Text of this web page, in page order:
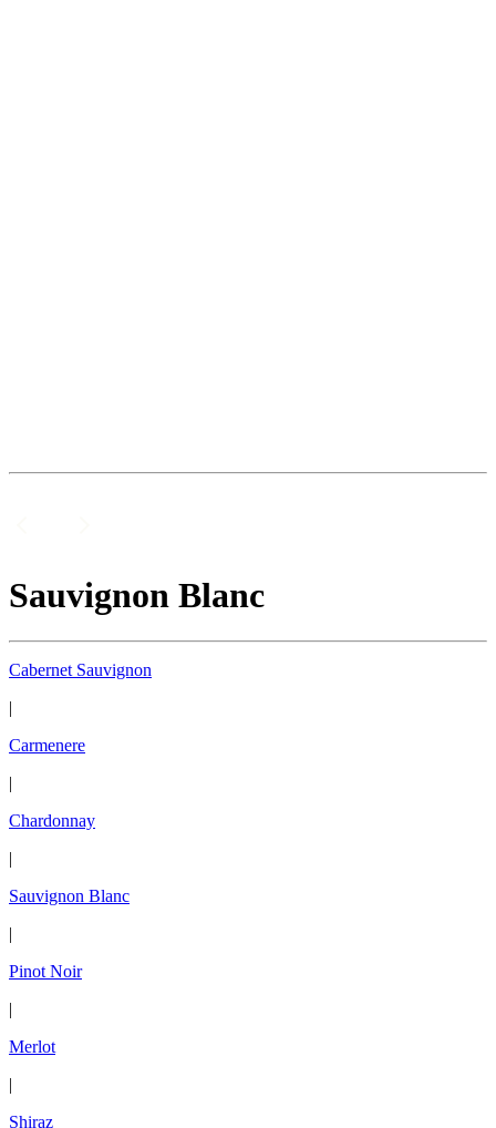
Sauvignon Blanc
Cabernet Sauvignon
|
Carmenere
|
Chardonnay
|
Sauvignon Blanc
|
Pinot Noir
|
Merlot
|
Shiraz